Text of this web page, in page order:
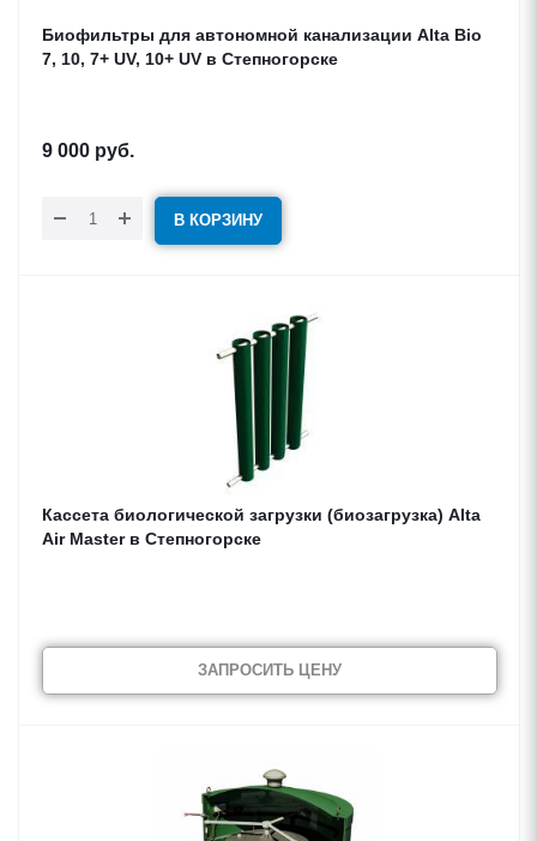
Биофильтры для автономной канализации Alta Bio
7, 10, 7+ UV, 10+ UV в Степногорске
9 000 руб.
В КОРЗИНУ
Кассета биологической загрузки (биозагрузка) Alta
Air Master в Степногорске
ЗАПРОСИТЬ ЦЕНУ